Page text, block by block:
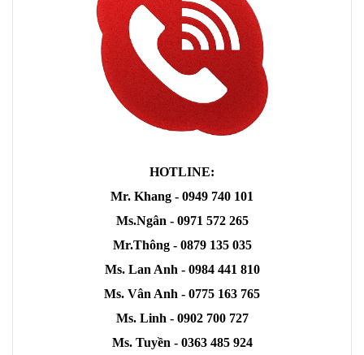
HOTLINE:
Mr. Khang - 0949 740 101
Ms.Ngân - 0971 572 265
Mr.Thông - 0879 135 035
Ms. Lan Anh - 0984 441 810
Ms. Vân Anh - 0775 163 765
Ms. Linh - 0902 700 727
Ms. Tuyền - 0363 485 924